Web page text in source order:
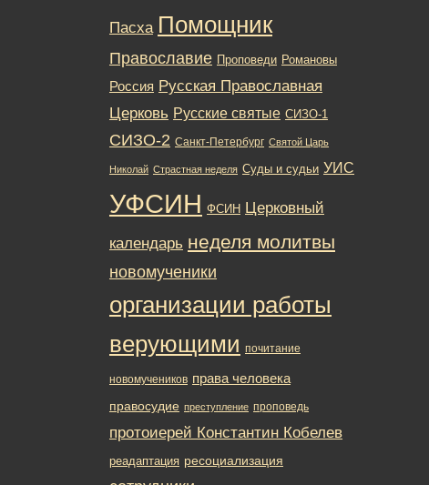
Пасха Помощник
Православие Проповеди Романовы
Россия Русская Православная
Церковь Русские святые СИЗО-1
СИЗО-2 Санкт-Петербург Святой Царь
Николай Страстная неделя Суды и судьи УИС
УФСИН ФСИН Церковный
календарь неделя молитвы
новомученики
организации работы
верующими почитание
новомучеников права человека
правосудие преступление проповедь
протоиерей Константин Кобелев
реадаптация ресоциализация